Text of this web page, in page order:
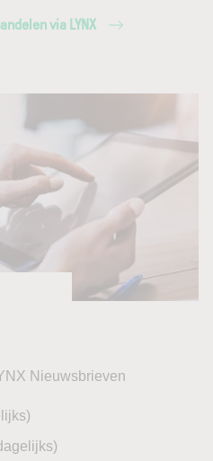
via LYNX
Nieuwsbrieven